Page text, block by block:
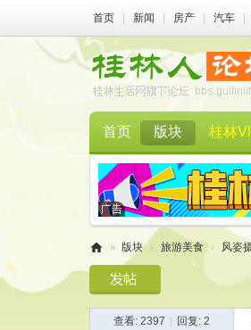
首页 新闻 房产 汽车
首页 版块 桂林
林
» 版块 › 旅游美食 › 风姿
查看: 2397 回复: 2